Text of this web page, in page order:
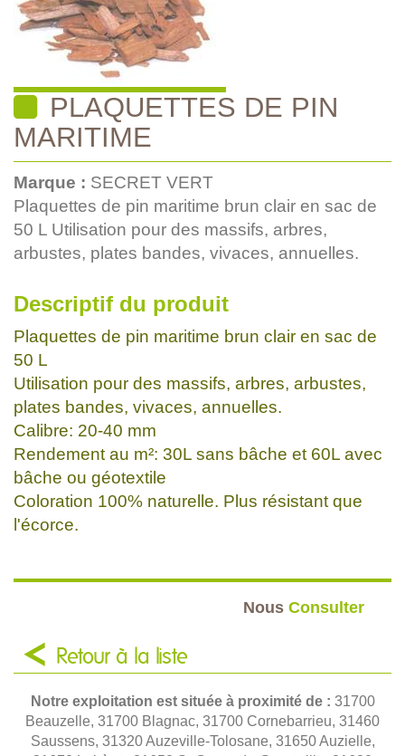
PLAQUETTES DE PIN
MARITIME
Marque : SECRET VERT
Plaquettes de pin maritime brun clair en sac de
50 L Utilisation pour des massifs, arbres,
arbustes, plates bandes, vivaces, annuelles.
Descriptif du produit
Plaquettes de pin maritime brun clair en sac de
50 L
Utilisation pour des massifs, arbres, arbustes,
plates bandes, vivaces, annuelles.
Calibre: 20-40 mm
Rendement au m²: 30L sans bâche et 60L avec
bâche ou géotextile
Coloration 100% naturelle. Plus résistant que
l'écorce.
Nous Consulter
Retour à la liste
Notre exploitation est située à proximité de : 31700
Beauzelle, 31700 Blagnac, 31700 Cornebarrieu, 31460
Saussens, 31320 Auzeville-Tolosane, 31650 Auzielle,